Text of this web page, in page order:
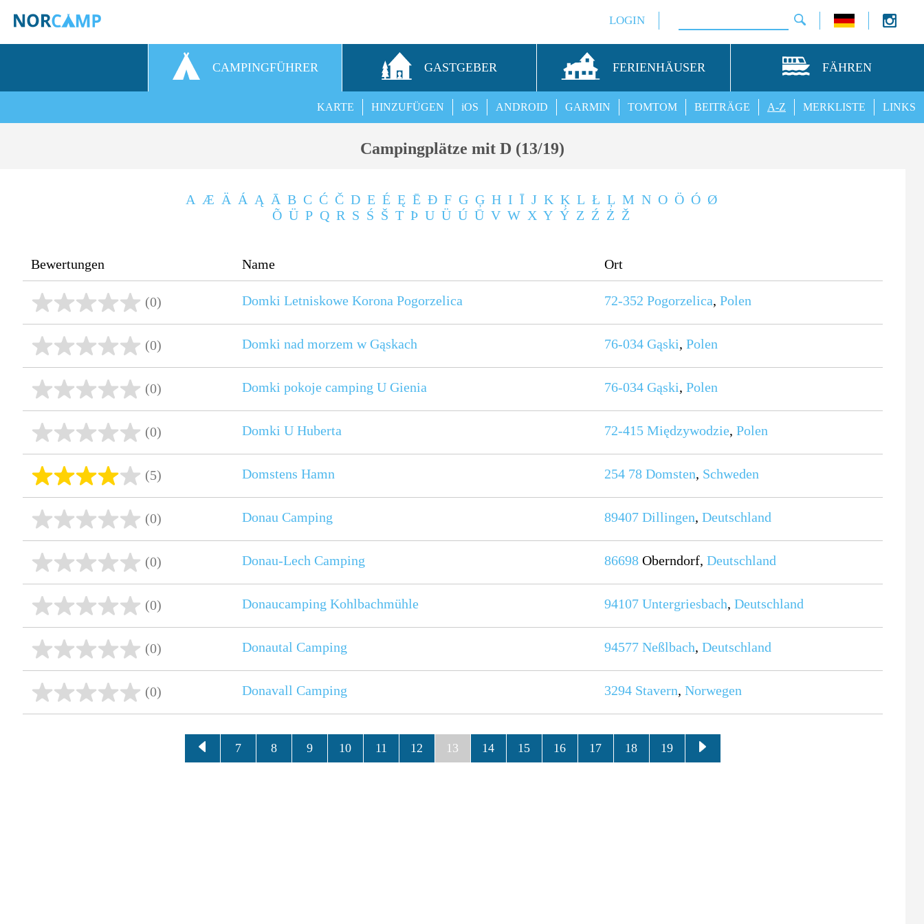
LOGIN
CAMPINGFÜHRER GASTGEBER FERIENHÄUSER FÄHREN
LINKS
MERKLISTE
A-Z
BEITRÄGE
TOMTOM
GARMIN
ANDROID
iOS
HINZUFÜGEN
KARTE
Campingplätze mit D (13/19)
A Æ Ä Á Ą Ā B C Ć Č D E É Ę Ē Ð F G Ģ H I Ī J K Ķ L Ł Ļ M N O Ö Ó Ø
Õ Ü P Q R S Ś Š T Þ U Ü Ú Ū V W X Y Ý Z Ź Ż Ž
Bewertungen Name Ort
(0) Domki Letniskowe Korona Pogorzelica 72-352 Pogorzelica,Polen
(0) Domki nad morzem w Gąskach 76-034 Gąski,Polen
(0) Domki pokoje camping U Gienia 76-034 Gąski,Polen
(0) Domki U Huberta 72-415 Międzywodzie,Polen
(5) Domstens Hamn 254 78 Domsten, Schweden
(0) Donau Camping 89407 Dillingen,Deutschland
(0) Donau-Lech Camping 86698 Oberndorf,Deutschland
(0) Donaucamping Kohlbachmühle 94107 Untergriesbach,Deutschland
(0) Donautal Camping 94577 Neßlbach,Deutschland
(0) Donavall Camping 3294 Stavern,Norwegen
7 8 9 10 11 12 13 14 15 16 17 18 19